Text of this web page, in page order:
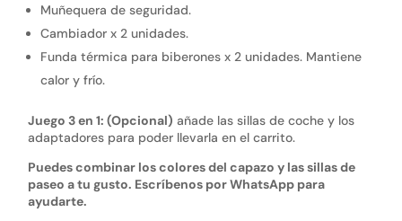
Muñequera de seguridad.
Cambiador x 2 unidades.
Funda térmica para biberones x 2 unidades. Mantiene
calor y frío.
Juego 3 en 1: (Opcional) añade las sillas de coche y los
adaptadores para poder llevarla en el carrito.
Puedes combinar los colores del capazo y las sillas de
paseo a tu gusto. Escríbenos por WhatsApp para
ayudarte.